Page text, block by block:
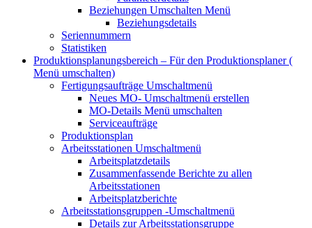
Beziehungen Umschalten Menü
Beziehungsdetails
Seriennummern
Statistiken
Produktionsplanungsbereich – Für den Produktionsplaner (
Menü umschalten)
Fertigungsaufträge Umschaltmenü
Neues MO- Umschaltmenü erstellen
MO-Details Menü umschalten
Serviceaufträge
Produktionsplan
Arbeitsstationen Umschaltmenü
Arbeitsplatzdetails
Zusammenfassende Berichte zu allen
Arbeitsstationen
Arbeitsplatzberichte
Arbeitsstationsgruppen -Umschaltmenü
Details zur Arbeitsstationsgruppe